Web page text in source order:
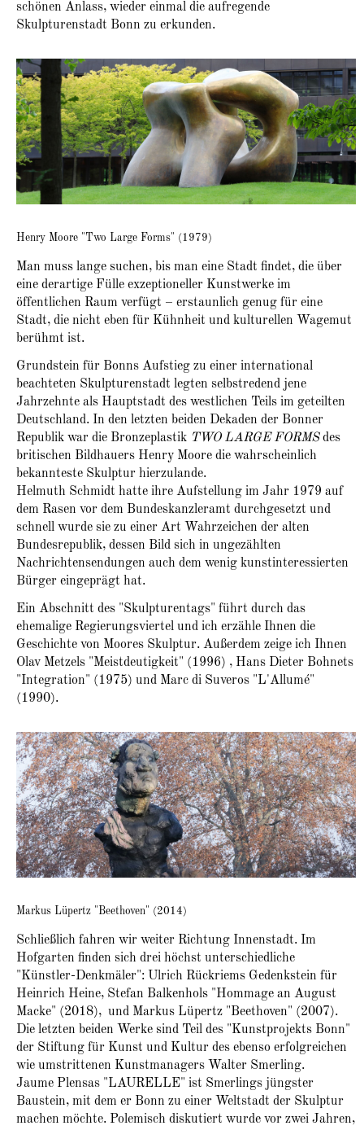
schönen Anlass, wieder einmal die aufregende
Skulpturenstadt Bonn zu erkunden.
Henry Moore "Two Large Forms" (1979)
Man muss lange suchen, bis man eine Stadt findet, die über
eine derartige Fülle exzeptioneller Kunstwerke im
öffentlichen Raum verfügt – erstaunlich genug für eine
Stadt, die nicht eben für Kühnheit und kulturellen Wagemut
berühmt ist.
Grundstein für Bonns Aufstieg zu einer international
beachteten Skulpturenstadt legten selbstredend jene
Jahrzehnte als Hauptstadt des westlichen Teils im geteilten
Deutschland. In den letzten beiden Dekaden der Bonner
Republik war die Bronzeplastik TWO LARGE FORMSdes
britischen Bildhauers Henry Moore die wahrscheinlich
bekannteste Skulptur hierzulande.
Helmuth Schmidt hatte ihre Aufstellung im Jahr 1979 auf
dem Rasen vor dem Bundeskanzleramt durchgesetzt und
schnell wurde sie zu einer Art Wahrzeichen der alten
Bundesrepublik, dessen Bild sich in ungezählten
Nachrichtensendungen auch dem wenig kunstinteressierten
Bürger eingeprägt hat.
Ein Abschnitt des "Skulpturentags" führt durch das
ehemalige Regierungsviertel und ich erzähle Ihnen die
Geschichte von Moores Skulptur. Außerdem zeige ich Ihnen
Olav Metzels "Meistdeutigkeit" (1996) , Hans Dieter Bohnets
"Integration" (1975) und Marc di Suveros "L'Allumé"
(1990).
Markus Lüpertz "Beethoven" (2014)
Schließlich fahren wir weiter Richtung Innenstadt. Im
Hofgarten finden sich drei höchst unterschiedliche
"Künstler-Denkmäler": Ulrich Rückriems Gedenkstein für
Heinrich Heine, Stefan Balkenhols "Hommage an August
Macke" (2018), und Markus Lüpertz "Beethoven" (2007).
Die letzten beiden Werke sind Teil des "Kunstprojekts Bonn"
der Stiftung für Kunst und Kultur des ebenso erfolgreichen
wie umstrittenen Kunstmanagers Walter Smerling.
Jaume Plensas "LAURELLE" ist Smerlings jüngster
Baustein, mit dem er Bonn zu einer Weltstadt der Skulptur
machen möchte. Polemisch diskutiert wurde vor zwei Jahren,